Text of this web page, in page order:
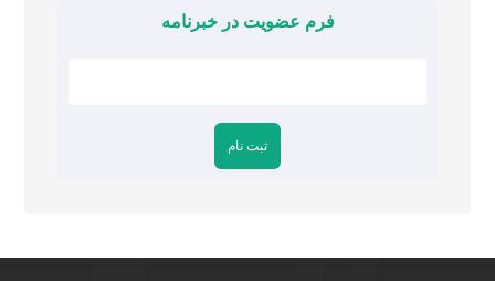
فرم عضویت در خبرنامه